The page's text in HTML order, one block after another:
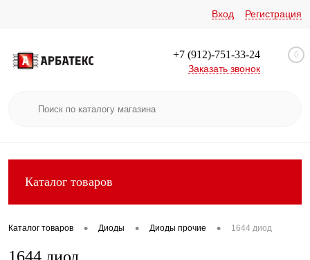
Вход Регистрация
+7 (912)-751-33-24
Заказать звонок
0
Каталог товаров
Каталог товаров • Диоды • Диоды прочие • 1644 диод